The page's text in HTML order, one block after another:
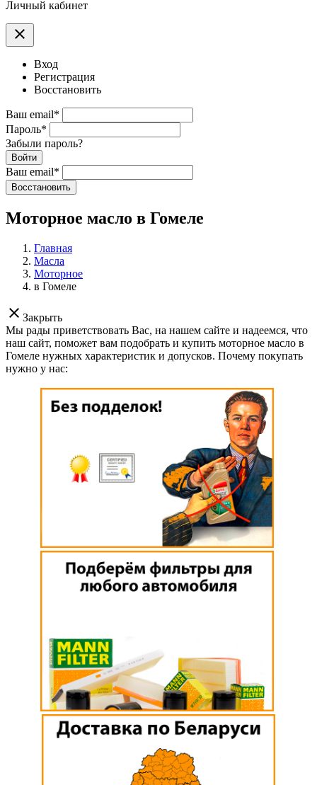
Личный кабинет
clear
Вход
Регистрация
Восстановить
Ваш email*
Пароль*
Забыли пароль?
Войти
Ваш email*
Воcстановить
Моторное масло в Гомеле
Главная
Масла
Моторное
в Гомеле
clear Закрыть
Мы рады приветствовать Вас, на нашем сайте и надеемся, что
наш сайт, поможет вам подобрать и купить моторное масло в
Гомеле нужных характеристик и допусков. Почему покупать
нужно у нас: